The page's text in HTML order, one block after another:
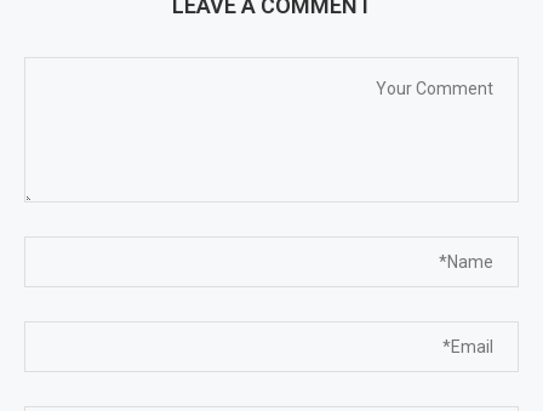
LEAVE A COMMENT